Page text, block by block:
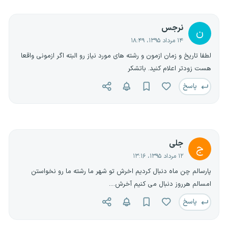
ن نرجس
۱۴ مرداد ۱۳۹۵، ۱۸:۴۹
لطفا تاریخ و زمان ازمون و رشته های مورد نیاز رو البته اگر ازمونی واقعا
هست زودتر اعلام کنید. باتشکر
پاسخ
ج جلی
۱۲ مرداد ۱۳۹۵، ۱۳:۱۶
پارسالم چن ماه دنبال کردیم اخرش تو شهر ما رشته ما رو نخواستن
امسالم هرروز دنبال می کنیم آخرش....
پاسخ